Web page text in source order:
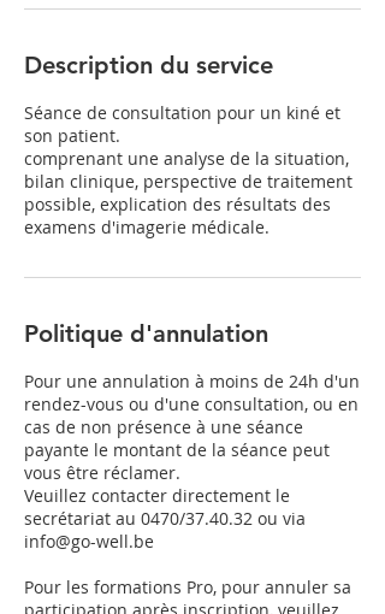
Description du service
Séance de consultation pour un kiné et
son patient.
comprenant une analyse de la situation,
bilan clinique, perspective de traitement
possible, explication des résultats des
Politique d'annulation
Pour une annulation à moins de 24h d'un
rendez-vous ou d'une consultation, ou en
cas de non présence à une séance
payante le montant de la séance peut
vous être réclamer.
Veuillez contacter directement le
secrétariat au 0470/37.40.32 ou via
info@go-well.be
Pour les formations Pro, pour annuler sa